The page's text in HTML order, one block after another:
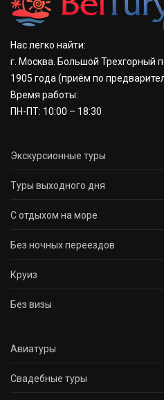
Нас легко найти:
г. Москва. Большой Трехгорный
1905 года (приём по
Время работы:
ПН-ПТ: 10:00 – 18:30
Экскурсионные туры
Туры выходного дня
С отдыхом на море
Без ночных переездов
Круиз
Без визы
Авиатуры
Свадебные туры